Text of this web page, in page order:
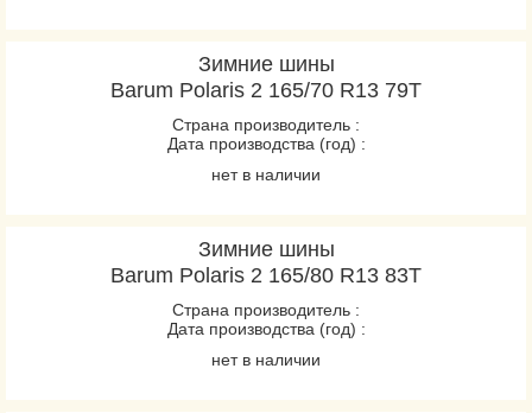
Зимние шины
Barum Polaris 2 165/70 R13 79T
Страна производитель :
Дата производства (год) :
нет в наличии
Зимние шины
Barum Polaris 2 165/80 R13 83T
Страна производитель :
Дата производства (год) :
нет в наличии